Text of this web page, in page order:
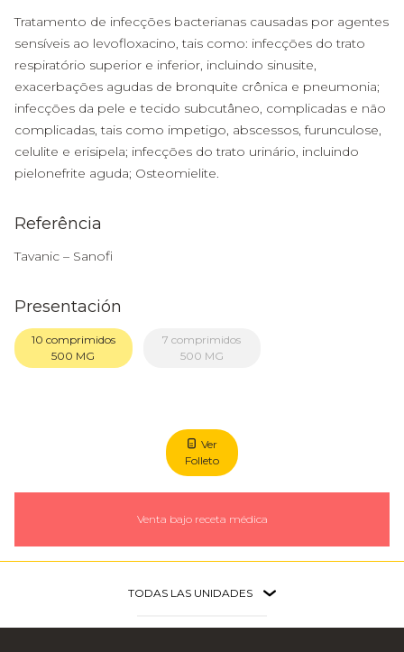
Tratamento de infecções bacterianas causadas por agentes
sensíveis ao levofloxacino, tais como: infecções do trato
respiratório superior e inferior, incluindo sinusite,
exacerbações agudas de bronquite crônica e pneumonia;
infecções da pele e tecido subcutâneo, complicadas e não
complicadas, tais como impetigo, abscessos, furunculose,
celulite e erisipela; infecções do trato urinário, incluindo
pielonefrite aguda; Osteomielite.
Referência
Tavanic – Sanofi
Presentación
10 comprimidos
500 MG
7 comprimidos
500 MG
Ver
Folleto
Venta bajo receta médica
TODAS LAS UNIDADES